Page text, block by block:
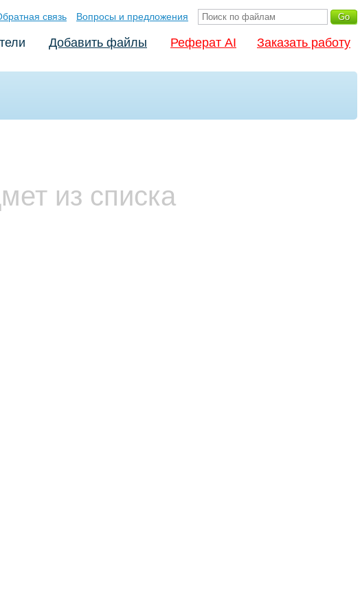
связь Вопросы и предложения
Добавить файлы Реферат AI Заказать работу
из списка